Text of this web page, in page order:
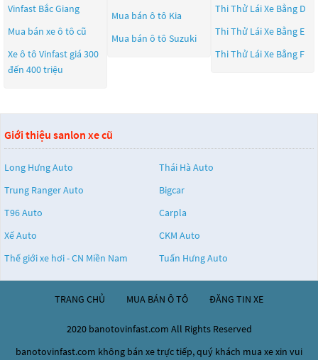
Vinfast Bắc Giang
Mua bán xe ô tô cũ
Xe ô tô Vinfast giá 300
đến 400 triệu
Mua bán ô tô Kia
Mua bán ô tô Suzuki
Thi Thử Lái Xe Bằng D
Thi Thử Lái Xe Bằng E
Thi Thử Lái Xe Bằng F
Giới thiệu sanlon xe cũ
Long Hưng Auto
Thái Hà Auto
Trung Ranger Auto
Bigcar
T96 Auto
Carpla
Xế Auto
CKM Auto
Thế giới xe hơi - CN Miền Nam
Tuấn Hưng Auto
TRANG CHỦ MUA BÁN Ô TÔ ĐĂNG TIN XE
2020 banotovinfast.com All Rights Reserved
banotovinfast.com không bán xe trực tiếp, quý khách mua xe xin vui